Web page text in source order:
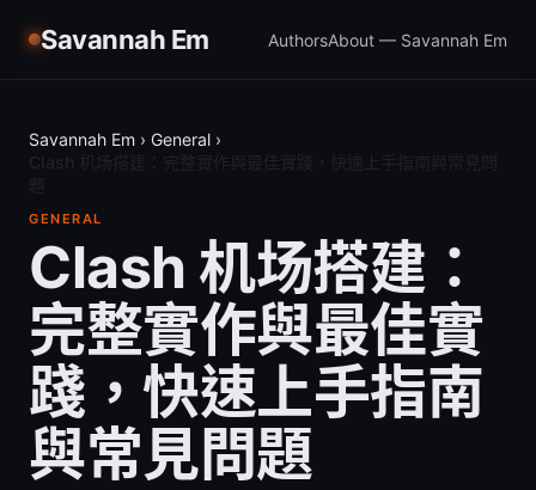
Savannah Em AuthorsAbout — Savannah Em
Savannah Em › General ›
GENERAL
Clash 机场搭建：
完整實作與最佳實
踐，快速上手指南
與常見問題